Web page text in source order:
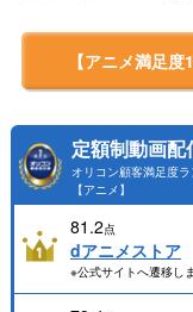
【アニメ満足
定額制動画配
オリコン顧客満足度
【アニメ】
81.2点
dアニメストア
※公式サイトへ遷移しま